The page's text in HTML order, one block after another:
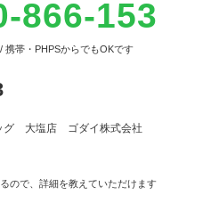
866-153
携帯・PHPSからでもOKです
グ 大塩店 ゴダイ株式会社
ので、詳細を教えていただけます